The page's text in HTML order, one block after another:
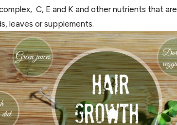
C, E and K and other nutrients that
leaves or supplements.